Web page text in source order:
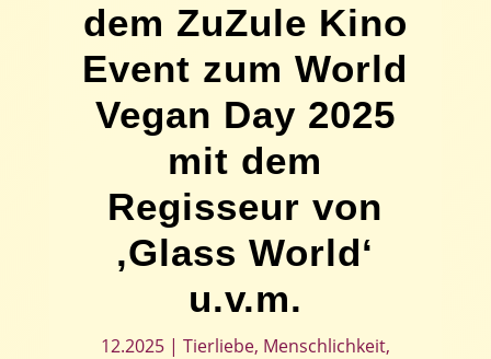
dem ZuZule Kino
Event zum World
Vegan Day 2025
mit dem
Regisseur von
‚Glass World‘
u.v.m.
12.2025| Tierliebe, Menschlichkeit,